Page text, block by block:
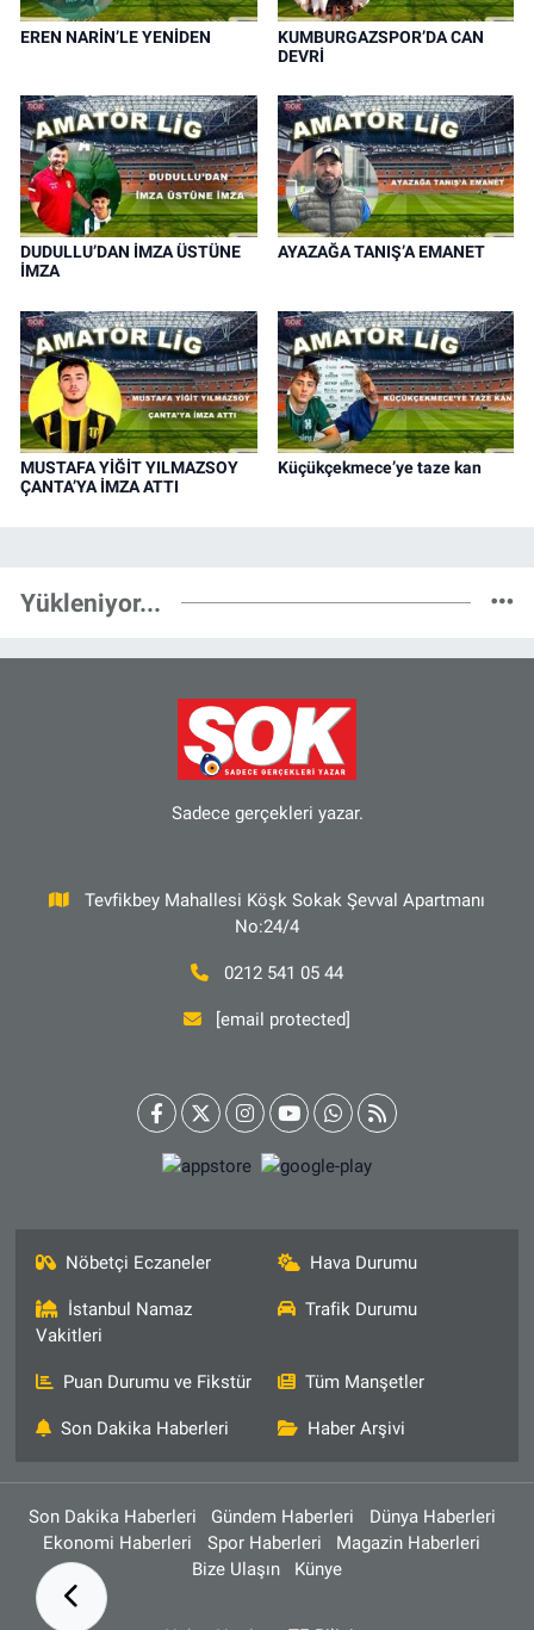
EREN NARİN’LE YENİDEN
KUMBURGAZSPOR’DA CAN
DEVRİ
DUDULLU’DAN İMZA ÜSTÜNE
İMZA
AYAZAĞA TANIŞ’A EMANET
MUSTAFA YİĞİT YILMAZSOY
ÇANTA’YA İMZA ATTI
Küçükçekmece’ye taze kan
Yükleniyor...
Sadece gerçekleri yazar.
Tevfikbey Mahallesi Köşk Sokak Şevval Apartmanı
No:24/4
0212 541 05 44
[email protected]
Nöbetçi Eczaneler Hava Durumu
İstanbul Namaz
Vakitleri
Trafik Durumu
Puan Durumu ve Fikstür Tüm Manşetler
Son Dakika Haberleri Haber Arşivi
Son Dakika Haberleri Gündem Haberleri
Dünya Haberleri
Ekonomi Haberleri
Spor Haberleri
Magazin Haberleri
Bize Ulaşın
Künye